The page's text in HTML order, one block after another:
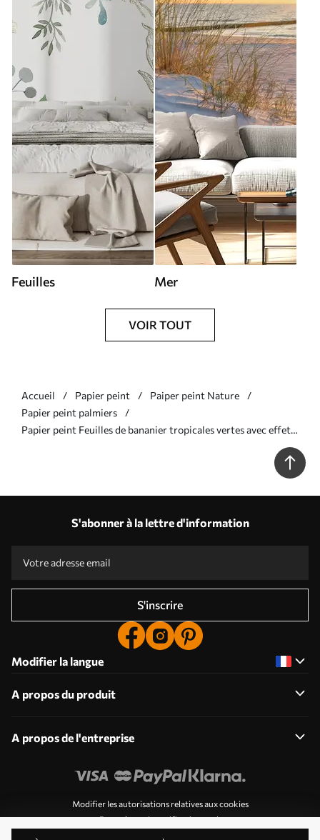
Feuilles Mer
VOIR TOUT
Accueil Papier peint
Paiper peint Nature
Papier peint palmiers
Papier peint Feuilles de bananier tropicales vertes avec effet
S'abonner à la lettre d'information
S'inscrire
Modifier la langue
A propos du produit
A propos de l'entreprise
Modifier les autorisations relatives aux cookies
Paramètres de notification push
© 2011-2026 Uwalls . Tous droits réservés. Exploité par